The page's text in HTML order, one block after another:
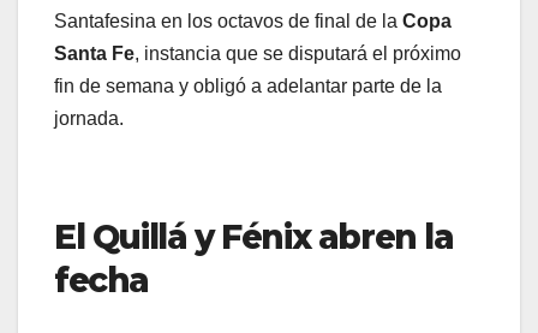
Santafesina en los octavos de final de la Copa
Santa Fe, instancia que se disputará el próximo
fin de semana y obligó a adelantar parte de la
jornada.
El Quillá y Fénix abren la
fecha